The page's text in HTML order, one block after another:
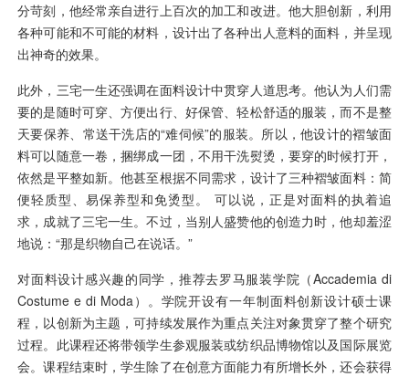
分苛刻，他经常亲自进行上百次的加工和改进。他大胆创新，利用
各种可能和不可能的材料，设计出了各种出人意料的面料，并呈现
出神奇的效果。
此外，三宅一生还强调在面料设计中贯穿人道思考。他认为人们需
要的是随时可穿、方便出行、好保管、轻松舒适的服装，而不是整
天要保养、常送干洗店的“难伺候”的服装。所以，他设计的褶皱面
料可以随意一卷，捆绑成一团，不用干洗熨烫，要穿的时候打开，
依然是平整如新。他甚至根据不同需求，设计了三种褶皱面料：简
便轻质型、易保养型和免烫型。 可以说，正是对面料的执着追
求，成就了三宅一生。不过，当别人盛赞他的创造力时，他却羞涩
地说：“那是织物自己在说话。”
对面料设计感兴趣的同学，推荐去罗马服装学院（Accademia di
Costume e di Moda）。学院开设有一年制面料创新设计硕士课
程，以创新为主题，可持续发展作为重点关注对象贯穿了整个研究
过程。此课程还将带领学生参观服装或纺织品博物馆以及国际展览
会。课程结束时，学生除了在创意方面能力有所增长外，还会获得